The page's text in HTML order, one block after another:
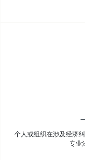
个人或组织在涉及经济
专业